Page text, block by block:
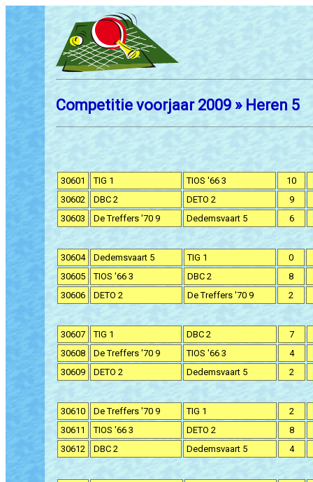
Competitie voorjaar 2009 » Heren 5
30601 TIG 1 TIOS '66 3
10
30602
DBC 2 DETO 2
9
30603
De Treffers '70 9 Dedemsvaart 5 6
30604 Dedemsvaart 5 TIG 1
0
30605
TIOS '66 3 DBC 2
8
30606
DETO 2 De Treffers '70 9 2
30607 TIG 1 DBC 2
7
30608
De Treffers '70 9 TIOS '66 3
4
30609
DETO 2 Dedemsvaart 5 2
30610 De Treffers '70 9 TIG 1
2
30611
TIOS '66 3 DETO 2
8
30612
DBC 2 Dedemsvaart 5 4